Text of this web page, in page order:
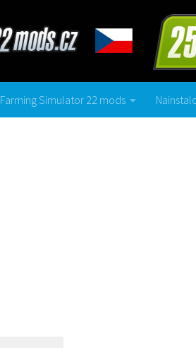
Farming Simulator 22 mods